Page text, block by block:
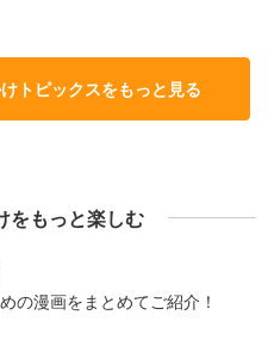
トピックスをもっと見る
をもっと楽しむ
の漫画をまとめてご紹介！